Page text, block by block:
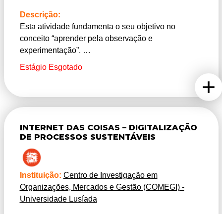
Descrição:
Esta atividade fundamenta o seu objetivo no
conceito “aprender pela observação e
experimentação”.
Nesse sentido, propõe-se a investigação e
desenvolvimento de conceitos ligados à mecânica
“Engenharia Inversa” e com o auxílio de um scanner
3D, os alunos vão fazer a digitalização de um
chassi à escala 1:24. Cada participante irá utilizar
software 3D, para reproduzir esse chassi com as
final será impresso em 3D.
Estágio Esgotado
INTERNET DAS COISAS – DIGITALIZAÇÃO
DE PROCESSOS SUSTENTÁVEIS
Instituição: Centro de Investigação em
Organizações, Mercados e Gestão (COMEGI) -
Universidade Lusíada